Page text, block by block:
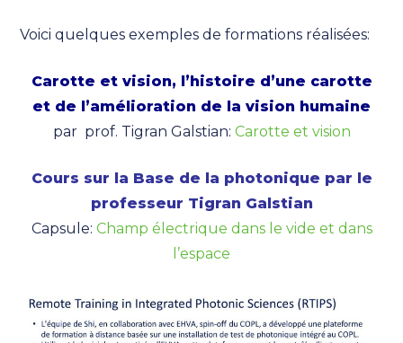
Voici quelques exemples de formations réalisées:
Carotte et vision, l’histoire d’une carotte
et de l’amélioration de la vision humaine
par prof. Tigran Galstian: Carotte et vision
Cours sur la Base de la photonique par le
professeur Tigran Galstian
Capsule: Champ électrique dans le vide et dans
l’espace